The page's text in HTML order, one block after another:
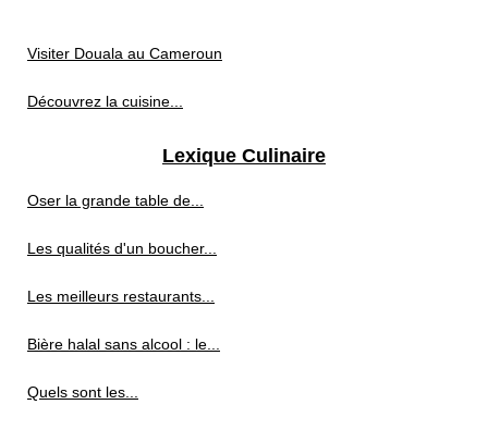
Visiter Douala au Cameroun
Découvrez la cuisine...
Lexique Culinaire
Oser la grande table de...
Les qualités d'un boucher...
Les meilleurs restaurants...
Bière halal sans alcool : le...
Quels sont les...